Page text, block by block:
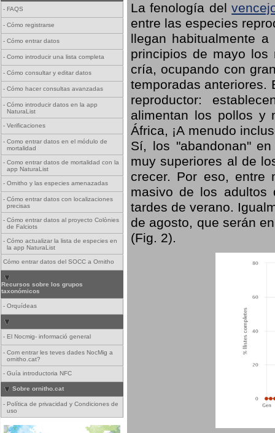
- FAQS
- Cómo registrarse
- Cómo entrar datos
- Como introducir una lista completa
- Cómo consultar y editar datos
- Cómo hacer consultas avanzadas
- Cómo introducir datos en la app
NaturaList
- Verificaciones
- Como entrar datos en el módulo de
mortalidad
- Como entrar datos de mortalidad con la
app NaturaList
- Ornitho y las especies amenazadas
- Cómo entrar datos con localizaciones
precisas
- Cómo entrar datos al proyecto Colònies
de Falciots
- Cómo actualizar la lista de especies en
la app NaturaList
Cómo entrar datos del SOCC a Ornitho
Recursos sobre los grupos
taxonómicos
- Orquídeas
- El Nocmig- informació general
- Com entrar les teves dades NocMig a
ornitho.cat?
- Guía introductoria NFC
Sobre ornitho.cat
- Política de privacidad y Condiciones de
uso
La fenología del
entre las especies
llegan habitualmente
principios de mayo los
cría, ocupando con
temporadas anteriores.
reproductor:
alimentan los pollos y
África, ¡A menudo
Sí, los "abandonan"
muy superiores al de
crecer. Por eso, entre
masivo de los adultos
tardes de verano.
de agosto, que serán
(Fig. 2).